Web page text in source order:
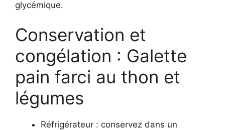
glycémique.
Conservation et
congélation : Galette
pain farci au thon et
légumes
Réfrigérateur : conservez dans un